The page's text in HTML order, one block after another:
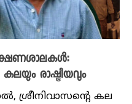
രാഷ്ട്രീയവും
ശ്രീനിവാസന്റെ കല